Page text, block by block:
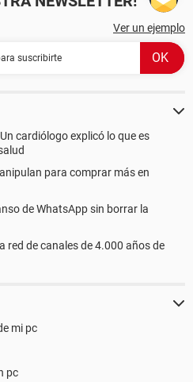
Ver un ejemplo
cardiólogo explicó lo que es
para comprar más en
de WhatsApp sin borrar la
red de canales de 4.000 años de
mi pc
pc